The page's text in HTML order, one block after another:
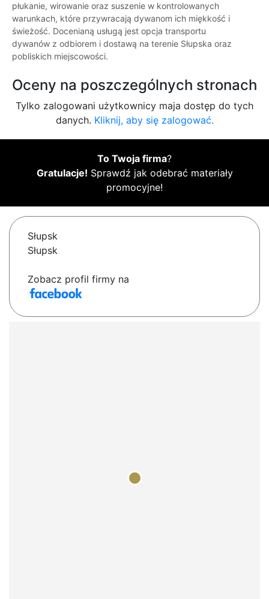
płukanie, wirowanie oraz suszenie w kontrolowanych
warunkach, które przywracają dywanom ich miękkość i
świeżość. Docenianą usługą jest opcja transportu
dywanów z odbiorem i dostawą na terenie Słupska oraz
pobliskich miejscowości.
Oceny na poszczególnych stronach
Tylko zalogowani użytkownicy maja dostęp do tych
danych. Kliknij, aby się zalogować.
To Twoja firma?
Gratulacje! Sprawdź jak odebrać materiały
promocyjne!
Słupsk
Słupsk
Zobacz profil firmy na